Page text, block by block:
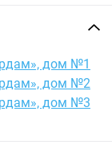
дом №1
дом №2
дом №3